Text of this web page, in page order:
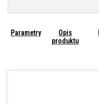
Parametry
Opis
produktu